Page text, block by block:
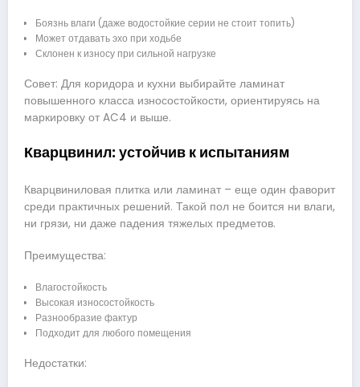
Боязнь влаги (даже водостойкие серии не стоит топить)
Может отдавать эхо при ходьбе
Склонен к износу при сильной нагрузке
Совет: Для коридора и кухни выбирайте ламинат
повышенного класса износостойкости, ориентируясь на
маркировку от AC4 и выше.
Кварцвинил: устойчив к испытаниям
Кварцвиниловая плитка или ламинат – еще один фаворит
среди практичных решений. Такой пол не боится ни влаги,
ни грязи, ни даже падения тяжелых предметов.
Преимущества:
Влагостойкость
Высокая износостойкость
Разнообразие фактур
Подходит для любого помещения
Недостатки: